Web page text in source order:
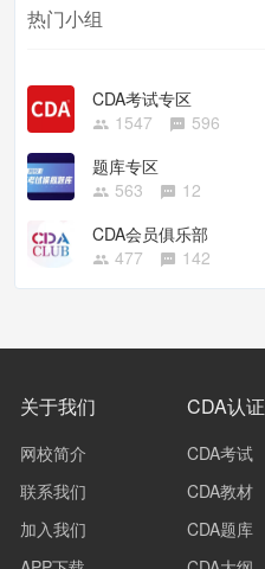
热门小组
CDA考试专区
1547
596
题库专区
563
12
CDA会员俱乐部
477
142
关于我们
网校简介
联系我们
加入我们
CDA认证
CDA考试
CDA教材
CDA题库